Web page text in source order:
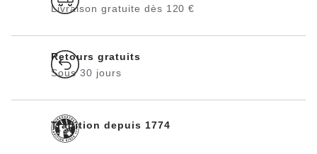
Livraison gratuite dès 120 €
Retours gratuits
Sous 30 jours
Tradition depuis 1774